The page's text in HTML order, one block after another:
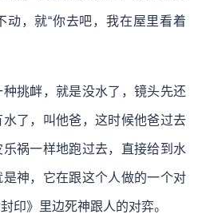
动，就“你去吧，我在屋里看着
挑衅，就是没水了，镜头先还
了，叫他爸，这时候他爸过去
祸一样地跑过去，直接给到水
神，它在跟这个人做的一个对
印》里边死神跟人的对弈。